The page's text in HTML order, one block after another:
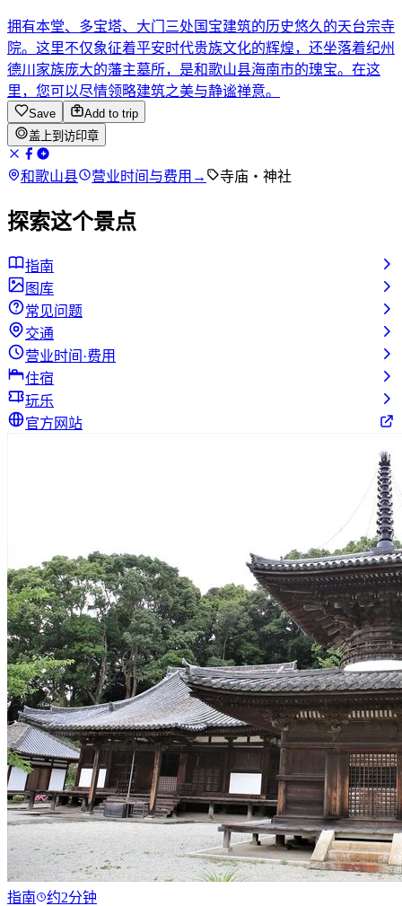
拥有本堂、多宝塔、大门三处国宝建筑的历史悠久的天台宗寺
院。这里不仅象征着平安时代贵族文化的辉煌，还坐落着纪州
德川家族庞大的藩主墓所，是和歌山县海南市的瑰宝。在这
里，您可以尽情领略建筑之美与静谧禅意。
Save
Add to trip
盖上到访印章
和歌山县 营业时间与费用 → 寺庙・神社
探索这个景点
指南
图库
常见问题
交通
营业时间·费用
住宿
玩乐
官方网站
指南 约2分钟